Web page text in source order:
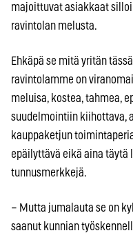
majoittuvat asiakkaat
ravintolan melusta.
Ehkäpä se mitä yritän
ravintolamme on
meluisa, kostea, tahmea,
suudelmointiin kiihottava,
kauppaketjun
epäilyttävä eikä aina
tunnusmerkkejä.
– Mutta jumalauta se on
saanut kunnian